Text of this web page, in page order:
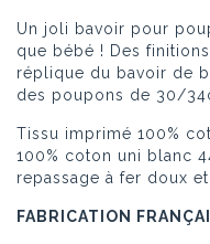
Un joli bavoir pour
que bébé ! Des
réplique du bavoir de
des poupons de 30/
Tissu imprimé 100%
100% coton uni blanc
repassage à fer doux
FABRICATION